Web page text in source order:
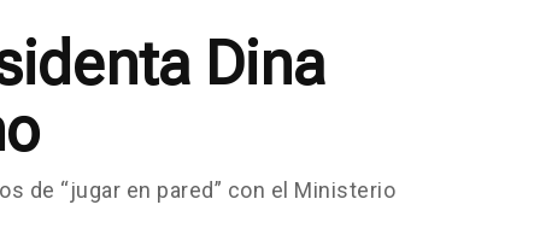
Dina
de “jugar en pared” con el Ministerio